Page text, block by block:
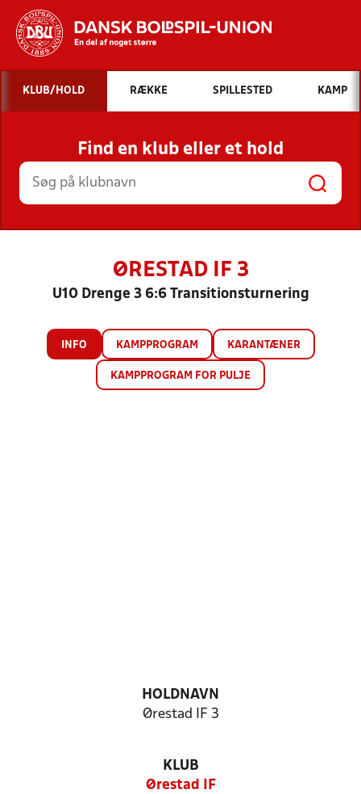
Hvad vil du søge efter?
INDHOLD OG NYHEDER
STILLINGER, RESULTATER, KLUBBER OG
HOLD
KLUB/HOLD RÆKKE SPILLESTED KAMP
Find en klub eller et hold
ØRESTAD IF 3
U10 Drenge 3 6:6 Transitionsturnering
INFO KAMPPROGRAM KARANTÆNER
KAMPPROGRAM FOR PULJE
HOLDNAVN
Ørestad IF 3
KLUB
Ørestad IF